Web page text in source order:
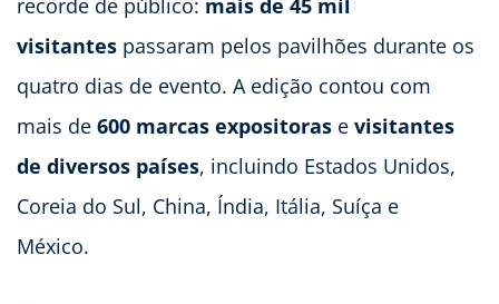
recorde de público: mais de 45 mil
visitantes passaram pelos pavilhões durante os
quatro dias de evento. A edição contou com
mais de 600 marcas expositoras e visitantes
de diversos países, incluindo Estados Unidos,
Coreia do Sul, China, Índia, Itália, Suíça e
México.